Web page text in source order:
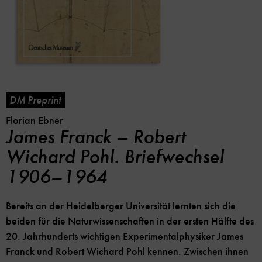
DM Preprint
Florian Ebner
James Franck – Robert
Wichard Pohl. Briefwechsel
1906–1964
Bereits an der Heidelberger Universität lernten sich die
beiden für die Naturwissenschaften in der ersten Hälfte des
20. Jahrhunderts wichtigen Experimentalphysiker James
Franck und Robert Wichard Pohl kennen. Zwischen ihnen